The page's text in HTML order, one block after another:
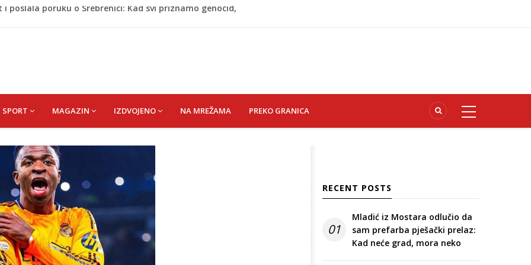
SENAD
'pržionica': BH Meteo najavljuje novi toplotni val
poslala poruku o Srebrenici: Kad svi priznamo genocid,
SPORT MAGAZIN IZDVOJENO NA MREŽAMA PREKO GRANICA
RECENT POSTS
01
Mladić iz Mostara odlučio da
sam prefarba pješački prelaz:
Kad neće grad, mora neko